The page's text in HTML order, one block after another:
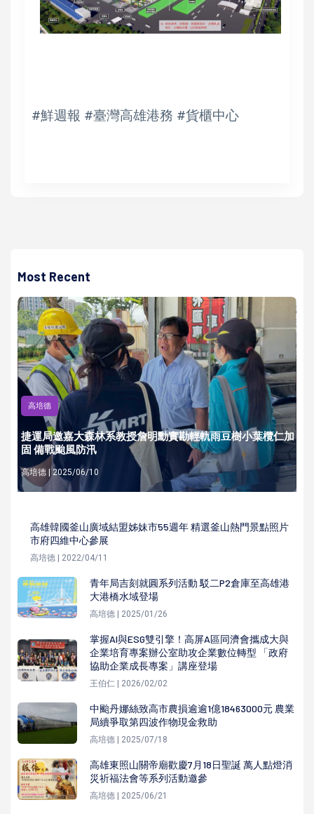
#鮮週報 #臺灣高雄港務 #貨櫃中心
Most Recent
高培德
捷運局邀嘉大森林系教授詹明勳實勘輕軌雨豆樹小葉欖仁加
固 備戰颱風防汛
高培德 | 2025/06/10
高雄韓國釜山廣域結盟姊妹市55週年 精選釜山熱門景點照片
市府四維中心參展
高培德 | 2022/04/11
青年局吉刻就圓系列活動 駁二P2倉庫至高雄港
大港橋水域登場
高培德 | 2025/01/26
掌握AI與ESG雙引擎！高屏A區同濟會攜成大與
企業培育專案辦公室助攻企業數位轉型 「政府
協助企業成長專案」講座登場
王伯仁 | 2026/02/02
中颱丹娜絲致高市農損逾逾1億18463000元 農業
局續爭取第四波作物現金救助
高培德 | 2025/07/18
高雄東照山關帝廟歡慶7月18日聖誕 萬人點燈消
災祈福法會等系列活動邀參
高培德 | 2025/06/21